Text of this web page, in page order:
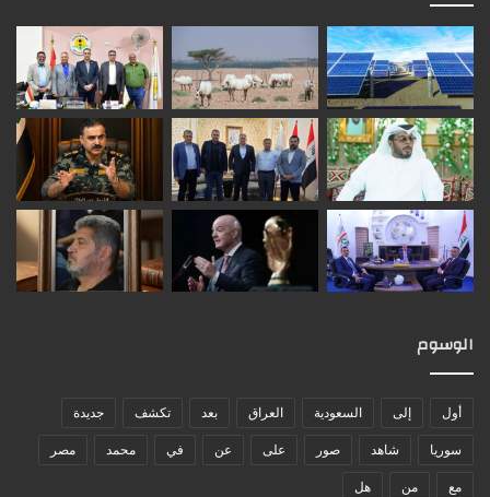
الوسوم
أول إلى السعودية العراق بعد تكشف جديدة
سوريا شاهد صور على عن في محمد مصر
مع من هل